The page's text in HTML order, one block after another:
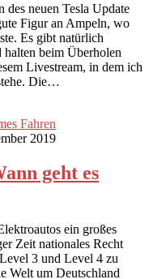
neuen Tesla Update
Figur an Ampeln, wo
Es gibt natürlich
halten beim Überholen
Livestream, in dem ich
Die…
2019
geht es
ein großes
Zeit nationales Recht
3 und Level 4 zu
Welt um Deutschland